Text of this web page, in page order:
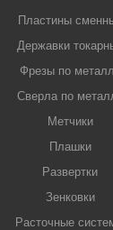
Пластины
Державки
Фрезы по
Сверла по
Метчики
Плашки
Развертки
Зенковки
Расточные